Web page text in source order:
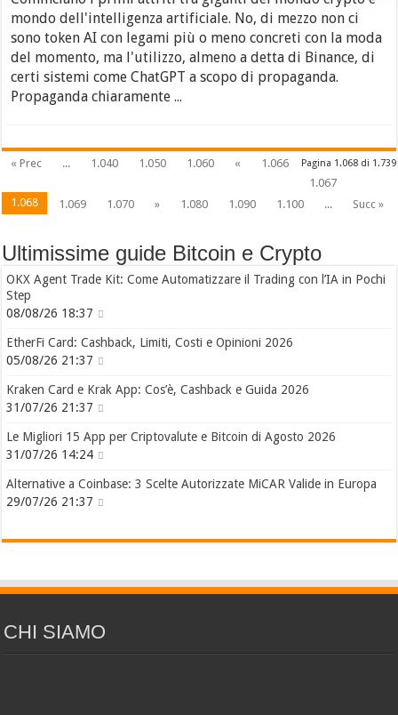
mondo dell'intelligenza artificiale. No, di mezzo non ci
sono token AI con legami più o meno concreti con la moda
del momento, ma l'utilizzo, almeno a detta di Binance, di
certi sistemi come ChatGPT a scopo di propaganda.
Propaganda chiaramente ...
Pagina 1.068 di 1.739
« Prec ... 1.040 1.050 1.060 «
1.066
1.067
1.068
1.069 1.070 » 1.080 1.090 1.100 ... Succ »
Ultimissime guide Bitcoin e Crypto
OKX Agent Trade Kit: Come Automatizzare il Trading con l’IA in Pochi
Step
08/08/26 18:37
EtherFi Card: Cashback, Limiti, Costi e Opinioni 2026
05/08/26 21:37
Kraken Card e Krak App: Cos’è, Cashback e Guida 2026
31/07/26 21:37
Le Migliori 15 App per Criptovalute e Bitcoin di Agosto 2026
31/07/26 14:24
Alternative a Coinbase: 3 Scelte Autorizzate MiCAR Valide in Europa
29/07/26 21:37
CHI SIAMO